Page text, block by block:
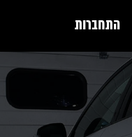
התחברות